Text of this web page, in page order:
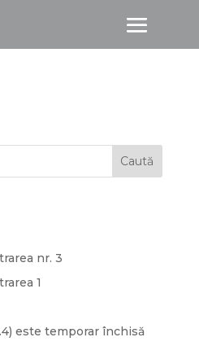
nr. 3
1
este temporar închisă